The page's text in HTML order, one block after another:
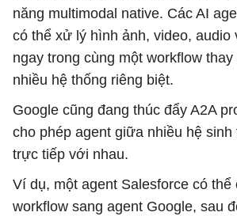
năng multimodal native. Các AI
có thể xử lý hình ảnh, video, audio
ngay trong cùng một workflow
nhiều hệ thống riêng biệt.
Google cũng đang thúc đẩy A2A
cho phép agent giữa nhiều hệ sinh
trực tiếp với nhau.
Ví dụ, một agent Salesforce có thể
workflow sang agent Google, sau